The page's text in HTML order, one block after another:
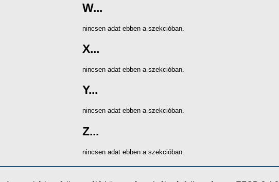
W...
nincsen adat ebben a szekcióban.
X...
nincsen adat ebben a szekcióban.
Y...
nincsen adat ebben a szekcióban.
Z...
nincsen adat ebben a szekcióban.